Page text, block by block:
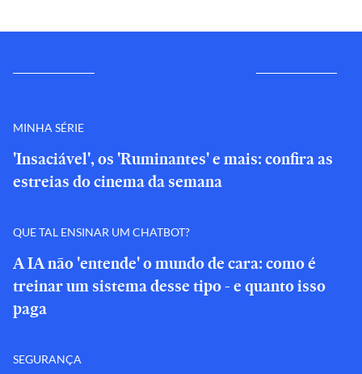
MINHA SÉRIE
'Insaciável', os 'Ruminantes' e mais: confira as
estreias do cinema da semana
QUE TAL ENSINAR UM CHATBOT?
A IA não 'entende' o mundo de cara: como é
treinar um sistema desse tipo - e quanto isso
paga
SEGURANÇA